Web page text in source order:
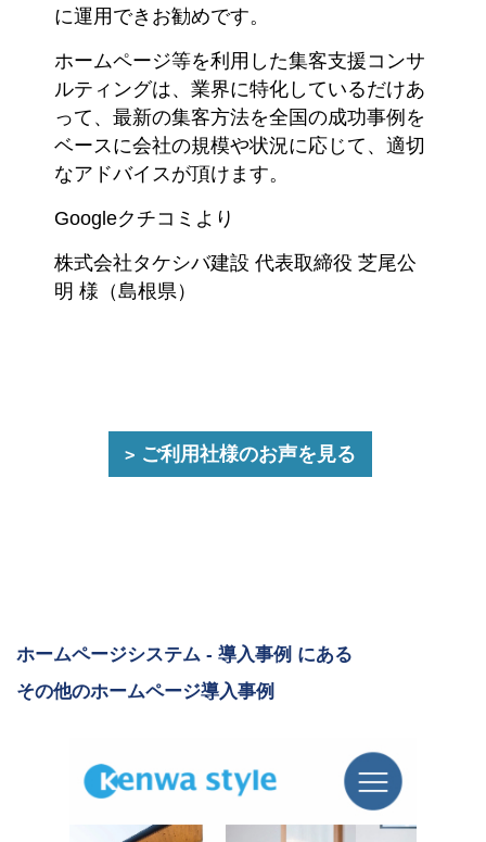
に運用できお勧めです。
ホームページ等を利用した集客支援コンサ
ルティングは、業界に特化しているだけあ
って、最新の集客方法を全国の成功事例を
ベースに会社の規模や状況に応じて、適切
なアドバイスが頂けます。
Googleクチコミより
株式会社タケシバ建設 代表取締役 芝尾公
明 様（島根県）
ご利用社様のお声を見る
ホームページシステム - 導入事例 にある
その他のホームページ導入事例